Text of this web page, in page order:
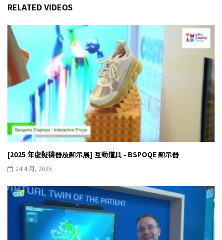
RELATED VIDEOS
[2025 年虛擬機器及顯示展] 互動道具 - BSPOQE 顯示器
24 4 月, 2025